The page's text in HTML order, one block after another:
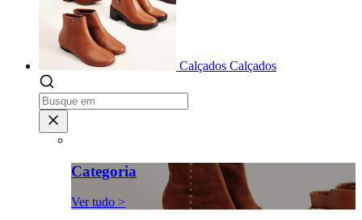
Calçados Calçados
Categoria
Ver tudo >